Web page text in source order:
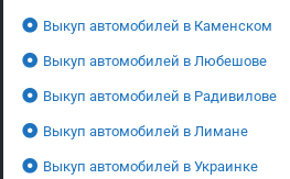
Выкуп автомобилей в Каменском
Выкуп автомобилей в Любешове
Выкуп автомобилей в Радивилове
Выкуп автомобилей в Лимане
Выкуп автомобилей в Украинке